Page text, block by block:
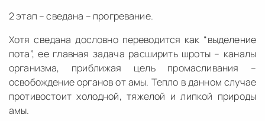
2 этап – сведана – прогревание.
Хотя сведана дословно переводится как “выделение
пота”, ее главная задача расширить шроты – каналы
организма, приближая цель промасливания –
освобождение органов от амы. Тепло в данном случае
противостоит холодной, тяжелой и липкой природы
амы.